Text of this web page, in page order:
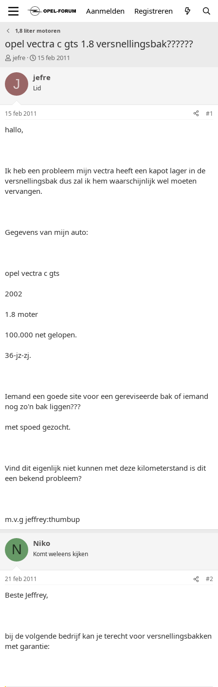
Aanmelden Registreren
1,8 liter motoren
opel vectra c gts 1.8 versnellingsbak??????
T
p
t
a
r
jefre
S
a
t
15 feb 2011
J jefre
Lid
15 feb 2011 #1
hallo,
Ik heb een probleem mijn vectra heeft een kapot lager in de
versnellingsbak dus zal ik hem waarschijnlijk wel moeten
vervangen.
Gegevens van mijn auto:
opel vectra c gts
2002
1.8 moter
100.000 net gelopen.
36-jz-zj.
Iemand een goede site voor een gereviseerde bak of iemand
nog zo'n bak liggen???
met spoed gezocht.
Vind dit eigenlijk niet kunnen met deze kilometerstand is dit
een bekend probleem?
m.v.g jeffrey:thumbup
N Niko
Komt weleens kijken
21 feb 2011 #2
Beste Jeffrey,
bij de volgende bedrijf kan je terecht voor versnellingsbakken
met garantie: